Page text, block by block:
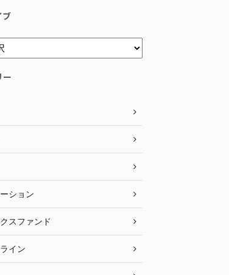
ブ
ー
ション
スファンド
イン